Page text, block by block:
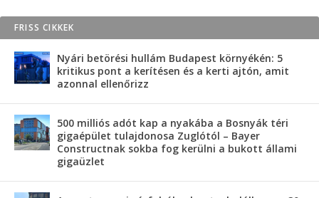
FRISS CIKKEK
Nyári betörési hullám Budapest környékén: 5
kritikus pont a kerítésen és a kerti ajtón, amit
azonnal ellenőrizz
500 milliós adót kap a nyakába a Bosnyák téri
gigaépület tulajdonosa Zuglótól – Bayer
Constructnak sokba fog kerülni a bukott állami
gigaüzlet